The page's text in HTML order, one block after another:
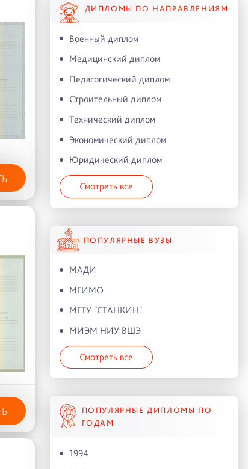
ДИПЛОМЫ ПО НАПРАВЛЕНИЯМ
Военный диплом
Медицинский диплом
Педагогический диплом
Строительный диплом
Технический диплом
Экономический диплом
Юридический диплом
Смотреть все
ПОПУЛЯРНЫЕ ВУЗЫ
МАДИ
МГИМО
МГТУ "СТАНКИН"
МИЭМ НИУ ВШЭ
Смотреть все
ПОПУЛЯРНЫЕ ДИПЛОМЫ ПО
ГОДАМ
1994